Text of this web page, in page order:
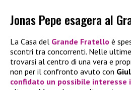
Jonas Pepe esagera al
La Casa del Grande Fratello è
scontri tra concorrenti. Nelle
trovarsi al centro di una vera e
non per il confronto avuto con
confidato un possibile interesse